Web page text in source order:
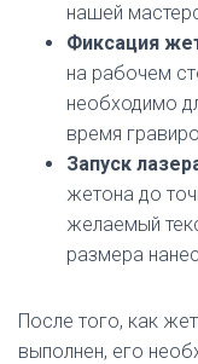
нашей
Фиксация
на рабочем
необходимо
время
Запуск
жетона до
желаемый
размера
После того, как
выполнен, его